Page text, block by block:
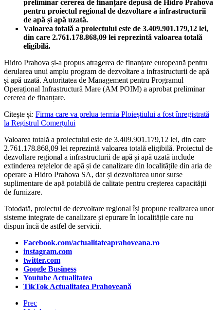
preliminar cererea de finanțare depusă de Hidro Prahova
pentru proiectul regional de dezvoltare a infrastructurii
de apă și apă uzată.
Valoarea totală a proiectului este de 3.409.901.179,12 lei,
din care 2.761.178.868,09 lei reprezintă valoarea totală
eligibilă.
Hidro Prahova și-a propus atragerea de finanțare europeană pentru
derularea unui amplu program de dezvoltare a infrastructurii de apă
și apă uzată. Autoritatea de Management pentru Programul
Operațional Infrastructură Mare (AM POIM) a aprobat preliminar
cererea de finanțare.
Citește și: Firma care va prelua termia Ploieștiului a fost înregistrată
la Registrul Comerțului
Valoarea totală a proiectului este de 3.409.901.179,12 lei, din care
2.761.178.868,09 lei reprezintă valoarea totală eligibilă. Proiectul de
dezvoltare regional a infrastructurii de apă și apă uzată include
extinderea rețelelor de apă și de canalizare din localitățile din aria de
operare a Hidro Prahova SA, dar și dezvoltarea unor surse
suplimentare de apă potabilă de calitate pentru creșterea capacității
de furnizare.
Totodată, proiectul de dezvoltare regional își propune realizarea unor
sisteme integrate de canalizare și epurare în localitățile care nu
dispun încă de astfel de servicii.
Facebook.com/actualitateaprahoveana.ro
instagram.com
twitter.com
Google Business
Youtube Actualitatea
TikTok Actualitatea Prahoveană
Prec